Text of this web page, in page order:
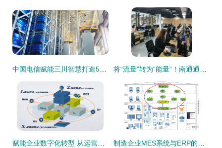
中国电信赋能三川智慧打造5G+全连接工厂,探索“数智”之路 将“流量”转为“能量”！南通通州家纺电商占全国零售额50%以上，企业信息系统集成服务引领转型
赋能企业数字化转型 从运营端到设备端的全面集成与系统实施能力 制造企业MES系统与ERP的集成 信息化建设的关键路径